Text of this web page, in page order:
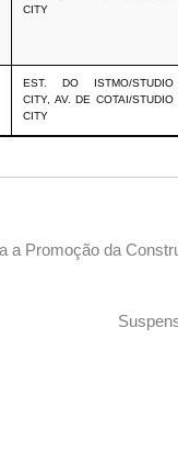
CITY
EST. DO ISTMO/STUDIO
CITY, AV. DE COTAI/STUDIO
CITY
a Promoção da